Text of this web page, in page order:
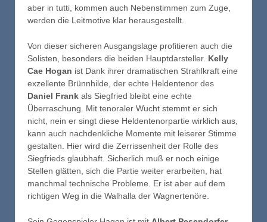
aber in tutti, kommen auch Nebenstimmen zum Zuge,
werden die Leitmotive klar herausgestellt.
Von dieser sicheren Ausgangslage profitieren auch die
Solisten, besonders die beiden Hauptdarsteller. Kelly
Cae Hogan ist Dank ihrer dramatischen Strahlkraft eine
exzellente Brünnhilde, der echte Heldentenor des
Daniel Frank als Siegfried bleibt eine echte
Überraschung. Mit tenoraler Wucht stemmt er sich
nicht, nein er singt diese Heldentenorpartie wirklich aus,
kann auch nachdenkliche Momente mit leiserer Stimme
gestalten. Hier wird die Zerrissenheit der Rolle des
Siegfrieds glaubhaft. Sicherlich muß er noch einige
Stellen glätten, sich die Partie weiter erarbeiten, hat
manchmal technische Probleme. Er ist aber auf dem
richtigen Weg in die Walhalla der Wagnertenöre.